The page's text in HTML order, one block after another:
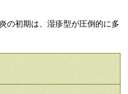
の初期は、湿疹型が圧倒的に多